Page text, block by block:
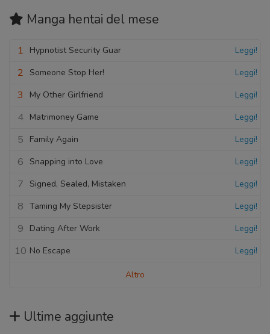
Manga hentai del mese
1 Hypnotist Security Guar Leggi!
2 Someone Stop Her! Leggi!
3 My Other Girlfriend Leggi!
4 Matrimoney Game Leggi!
5 Family Again Leggi!
6 Snapping into Love Leggi!
7 Signed, Sealed, Mistaken Leggi!
8 Taming My Stepsister Leggi!
9 Dating After Work Leggi!
10 No Escape Leggi!
Altro
Ultime aggiunte